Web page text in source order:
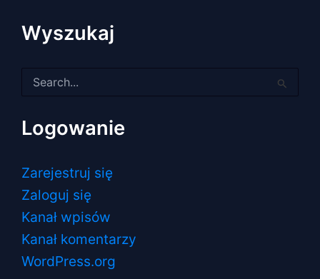
Wyszukaj
dla:
Logowanie
Zarejestruj się
Zaloguj się
Kanał wpisów
Kanał komentarzy
WordPress.org